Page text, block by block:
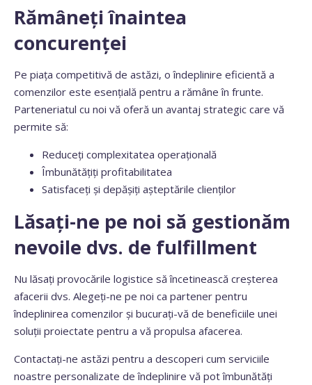
Rămâneți înaintea
concurenței
Pe piața competitivă de astăzi, o îndeplinire eficientă a
comenzilor este esențială pentru a rămâne în frunte.
Parteneriatul cu noi vă oferă un avantaj strategic care vă
permite să:
Reduceți complexitatea operațională
Îmbunătățiți profitabilitatea
Satisfaceți și depășiți așteptările clienților
Lăsați-ne pe noi să gestionăm
nevoile dvs. de fulfillment
Nu lăsați provocările logistice să încetinească creșterea
afacerii dvs. Alegeți-ne pe noi ca partener pentru
îndeplinirea comenzilor și bucurați-vă de beneficiile unei
soluții proiectate pentru a vă propulsa afacerea.
Contactați-ne astăzi pentru a descoperi cum serviciile
noastre personalizate de îndeplinire vă pot îmbunătăți